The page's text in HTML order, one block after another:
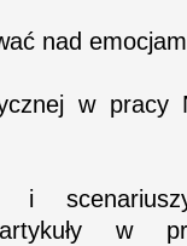
nad
w pracy
i
artykuły w